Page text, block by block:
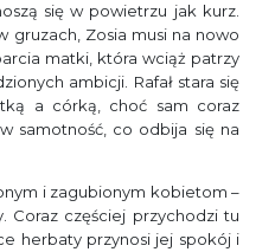
się w powietrzu jak kurz.
gruzach, Zosia musi na nowo
matki, która wciąż patrzy
ambicji. Rafał stara się
a córką, choć sam coraz
samotność, co odbija się na
i zagubionym kobietom –
Coraz częściej przychodzi tu
herbaty przynosi jej spokój i